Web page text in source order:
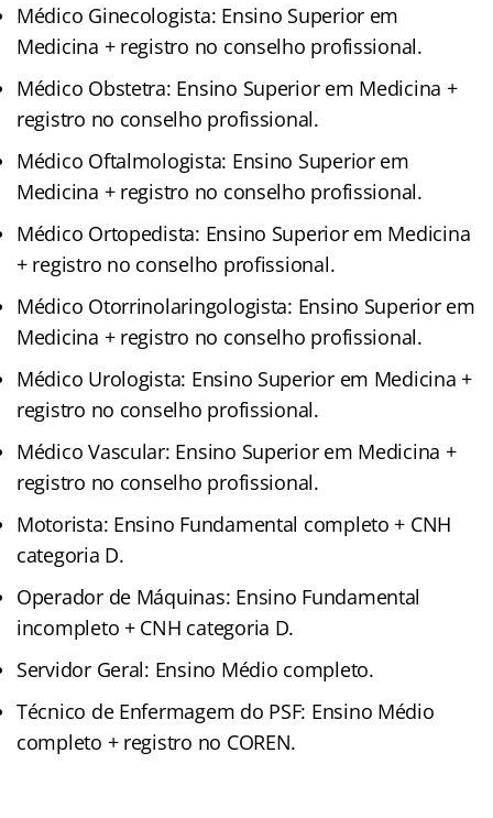
Médico Ginecologista: Ensino Superior em
Medicina + registro no conselho profissional.
Médico Obstetra: Ensino Superior em Medicina +
registro no conselho profissional.
Médico Oftalmologista: Ensino Superior em
Medicina + registro no conselho profissional.
Médico Ortopedista: Ensino Superior em Medicina
+ registro no conselho profissional.
Médico Otorrinolaringologista: Ensino Superior em
Medicina + registro no conselho profissional.
Médico Urologista: Ensino Superior em Medicina +
registro no conselho profissional.
Médico Vascular: Ensino Superior em Medicina +
registro no conselho profissional.
Motorista: Ensino Fundamental completo + CNH
categoria D.
Operador de Máquinas: Ensino Fundamental
incompleto + CNH categoria D.
Servidor Geral: Ensino Médio completo.
Técnico de Enfermagem do PSF: Ensino Médio
completo + registro no COREN.